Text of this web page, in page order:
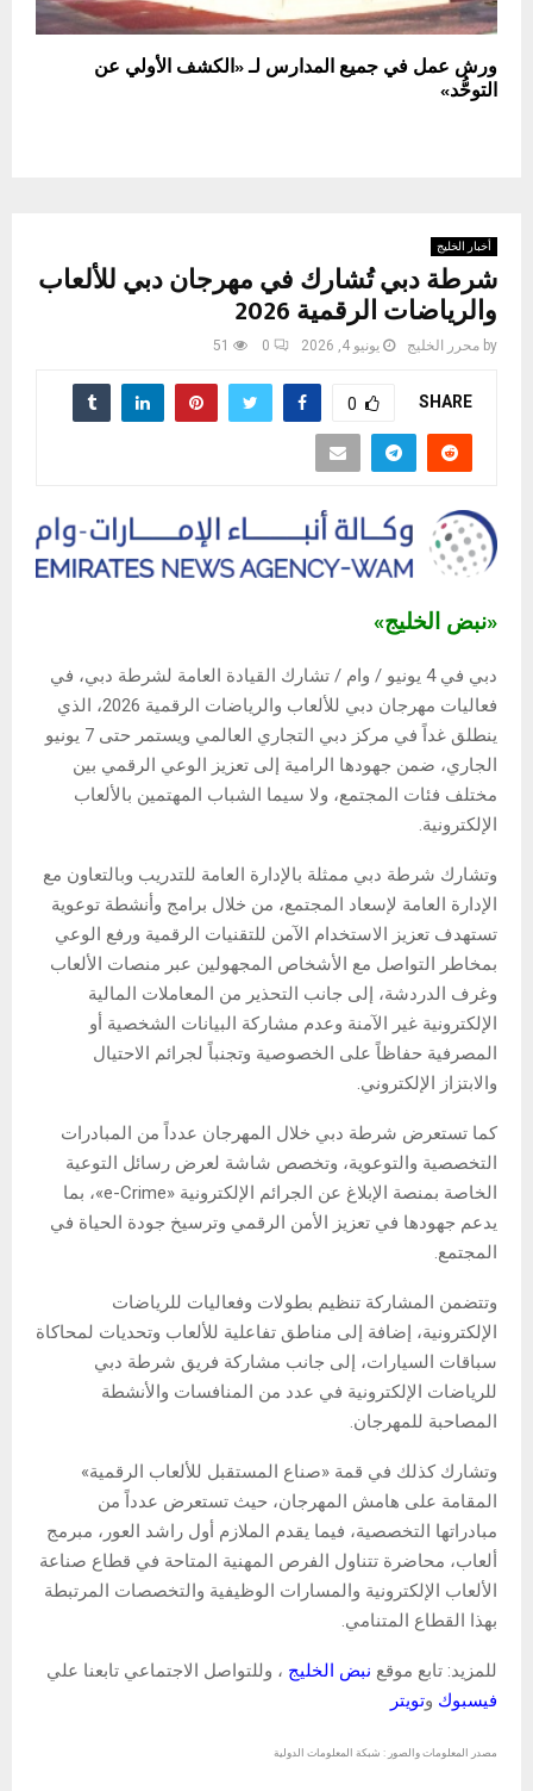
ورش عمل في جميع المدارس لـ «الكشف الأولي عن
التوحُّد»
أخبار الخليج
شرطة دبي تُشارك في مهرجان دبي للألعاب
والرياضات الرقمية 2026
by محرر الخليج يونيو 4, 2026 0
51
SHARE
0
«نبض الخليج»
دبي في 4 يونيو / وام / تشارك القيادة العامة لشرطة دبي، في
فعاليات مهرجان دبي للألعاب والرياضات الرقمية 2026، الذي
ينطلق غداً في مركز دبي التجاري العالمي ويستمر حتى 7 يونيو
الجاري، ضمن جهودها الرامية إلى تعزيز الوعي الرقمي بين
مختلف فئات المجتمع، ولا سيما الشباب المهتمين بالألعاب
الإلكترونية.
وتشارك شرطة دبي ممثلة بالإدارة العامة للتدريب وبالتعاون مع
الإدارة العامة لإسعاد المجتمع، من خلال برامج وأنشطة توعوية
تستهدف تعزيز الاستخدام الآمن للتقنيات الرقمية ورفع الوعي
بمخاطر التواصل مع الأشخاص المجهولين عبر منصات الألعاب
وغرف الدردشة، إلى جانب التحذير من المعاملات المالية
الإلكترونية غير الآمنة وعدم مشاركة البيانات الشخصية أو
المصرفية حفاظاً على الخصوصية وتجنباً لجرائم الاحتيال
والابتزاز الإلكتروني.
كما تستعرض شرطة دبي خلال المهرجان عدداً من المبادرات
التخصصية والتوعوية، وتخصص شاشة لعرض رسائل التوعية
الخاصة بمنصة الإبلاغ عن الجرائم الإلكترونية «e-Crime»، بما
يدعم جهودها في تعزيز الأمن الرقمي وترسيخ جودة الحياة في
المجتمع.
وتتضمن المشاركة تنظيم بطولات وفعاليات للرياضات
الإلكترونية، إضافة إلى مناطق تفاعلية للألعاب وتحديات لمحاكاة
سباقات السيارات، إلى جانب مشاركة فريق شرطة دبي
للرياضات الإلكترونية في عدد من المنافسات والأنشطة
المصاحبة للمهرجان.
وتشارك كذلك في قمة «صناع المستقبل للألعاب الرقمية»
المقامة على هامش المهرجان، حيث تستعرض عدداً من
مبادراتها التخصصية، فيما يقدم الملازم أول راشد العور، مبرمج
ألعاب، محاضرة تتناول الفرص المهنية المتاحة في قطاع صناعة
الألعاب الإلكترونية والمسارات الوظيفية والتخصصات المرتبطة
بهذا القطاع المتنامي.
للمزيد: تابع موقع نبض الخليج ، وللتواصل الاجتماعي تابعنا علي
فيسبوك وتويتر
مصدر المعلومات والصور : شبكة المعلومات الدولية